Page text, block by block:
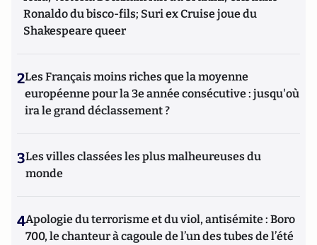
Ronaldo du bisco-fils; Suri ex Cruise joue du
Shakespeare queer
2Les Français moins riches que la moyenne
européenne pour la 3e année consécutive : jusqu'où
ira le grand déclassement ?
3Les villes classées les plus malheureuses du
monde
4Apologie du terrorisme et du viol, antisémite : Boro
700, le chanteur à cagoule de l’un des tubes de l’été